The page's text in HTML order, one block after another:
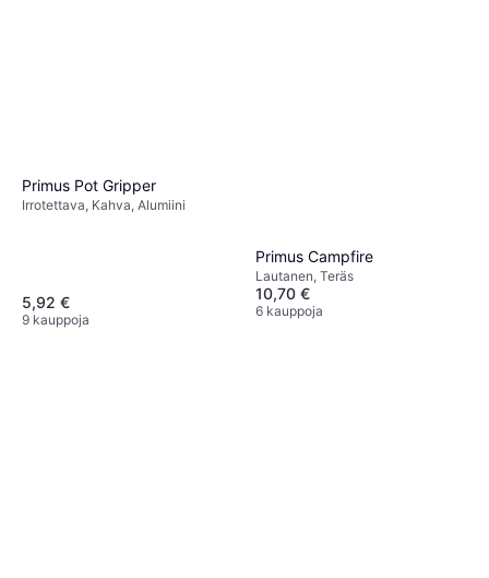
Primus Pot Gripper
Irrotettava, Kahva, Alumiini
5,92 €
9 kauppoja
Primus Campfire
Lautanen, Teräs
10,70 €
6 kauppoja